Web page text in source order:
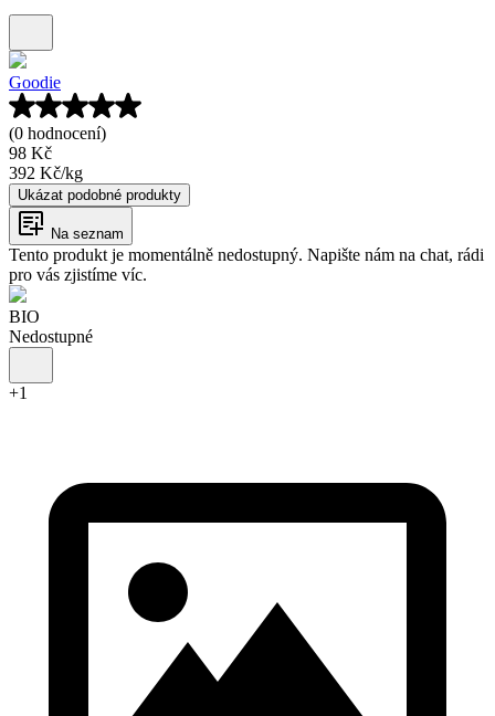
Goodie
(0 hodnocení)
98 Kč
392 Kč/kg
Ukázat podobné produkty
Na seznam
Tento produkt je momentálně nedostupný. Napište nám na chat, rádi
pro vás zjistíme víc.
BIO
Nedostupné
+1